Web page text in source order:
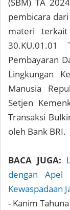
pembicara
materi
Pembayaran
Lingkungan
Manusia
Setjen
Transaksi
oleh Bank BRI.
BACA JUGA:
dengan Apel
Kewaspadaan
- Kanim Tahuna